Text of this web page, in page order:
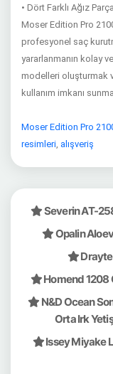
• Dört Farklı Ağız
Moser Edition Pro
profesyonel saç
yararlanmanın kolay
modelleri oluşturmak
kullanım imkanı
Moser Edition Pro
resimleri, alışveriş
Severin AT-
Opalin
Homend 1208
N&D Ocean
Orta Irk
Issey Miyake